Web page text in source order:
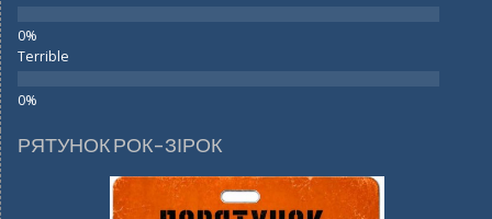
Terrible
РЯТУНОК РОК-ЗІРОК